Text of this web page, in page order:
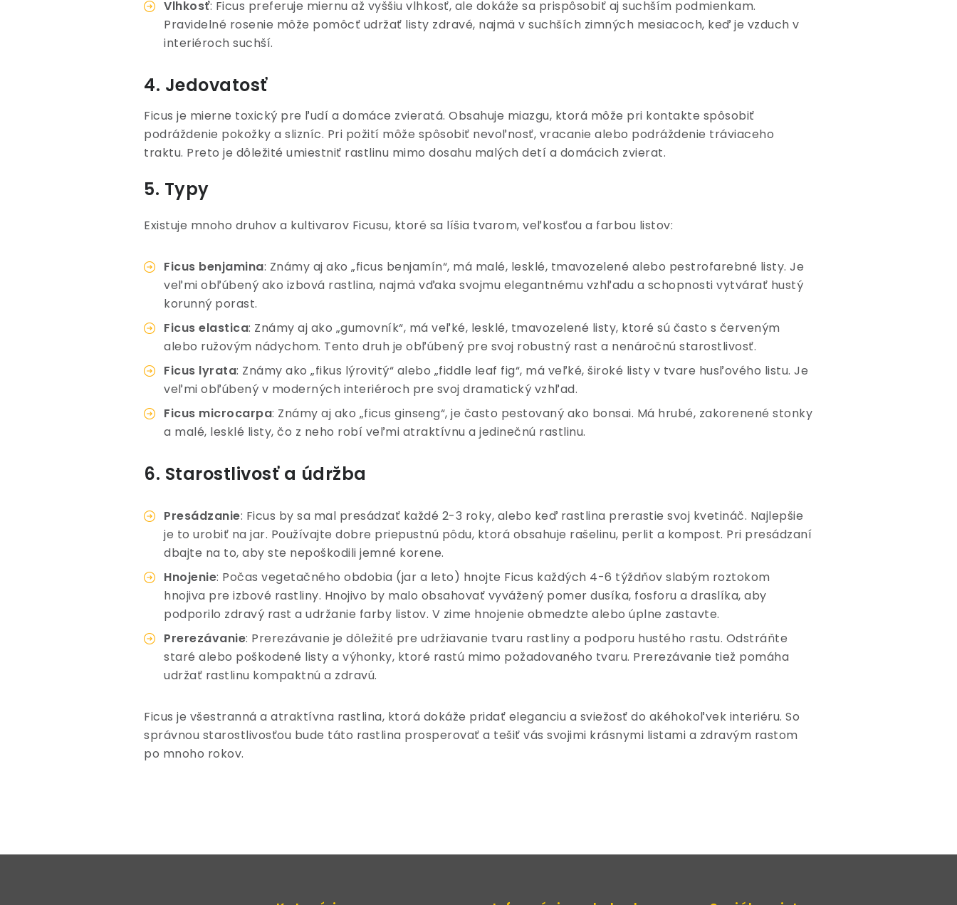
Vlhkosť: Ficus preferuje miernu až vyššiu vlhkosť, ale dokáže sa prispôsobiť aj suchším podmienkam.
Pravidelné rosenie môže pomôcť udržať listy zdravé, najmä v suchších zimných mesiacoch, keď je vzduch v
interiéroch suchší.
4. Jedovatosť
Ficus je mierne toxický pre ľudí a domáce zvieratá. Obsahuje miazgu, ktorá môže pri kontakte spôsobiť
podráždenie pokožky a slizníc. Pri požití môže spôsobiť nevoľnosť, vracanie alebo podráždenie tráviaceho
traktu. Preto je dôležité umiestniť rastlinu mimo dosahu malých detí a domácich zvierat.
5. Typy
Existuje mnoho druhov a kultivarov Ficusu, ktoré sa líšia tvarom, veľkosťou a farbou listov:
Ficus benjamina: Známy aj ako „ficus benjamín“, má malé, lesklé, tmavozelené alebo pestrofarebné listy. Je
veľmi obľúbený ako izbová rastlina, najmä vďaka svojmu elegantnému vzhľadu a schopnosti vytvárať hustý
korunný porast.
Ficus elastica: Známy aj ako „gumovník“, má veľké, lesklé, tmavozelené listy, ktoré sú často s červeným
alebo ružovým nádychom. Tento druh je obľúbený pre svoj robustný rast a nenáročnú starostlivosť.
Ficus lyrata: Známy ako „fikus lýrovitý“ alebo „fiddle leaf fig“, má veľké, široké listy v tvare husľového listu. Je
veľmi obľúbený v moderných interiéroch pre svoj dramatický vzhľad.
Ficus microcarpa: Známy aj ako „ficus ginseng“, je často pestovaný ako bonsai. Má hrubé, zakorenené stonky
a malé, lesklé listy, čo z neho robí veľmi atraktívnu a jedinečnú rastlinu.
6. Starostlivosť a údržba
Presádzanie: Ficus by sa mal presádzať každé 2-3 roky, alebo keď rastlina prerastie svoj kvetináč. Najlepšie
je to urobiť na jar. Používajte dobre priepustnú pôdu, ktorá obsahuje rašelinu, perlit a kompost. Pri presádzaní
dbajte na to, aby ste nepoškodili jemné korene.
Hnojenie: Počas vegetačného obdobia (jar a leto) hnojte Ficus každých 4-6 týždňov slabým roztokom
hnojiva pre izbové rastliny. Hnojivo by malo obsahovať vyvážený pomer dusíka, fosforu a draslíka, aby
podporilo zdravý rast a udržanie farby listov. V zime hnojenie obmedzte alebo úplne zastavte.
Prerezávanie: Prerezávanie je dôležité pre udržiavanie tvaru rastliny a podporu hustého rastu. Odstráňte
staré alebo poškodené listy a výhonky, ktoré rastú mimo požadovaného tvaru. Prerezávanie tiež pomáha
udržať rastlinu kompaktnú a zdravú.
Ficus je všestranná a atraktívna rastlina, ktorá dokáže pridať eleganciu a sviežosť do akéhokoľvek interiéru. So
správnou starostlivosťou bude táto rastlina prosperovať a tešiť vás svojimi krásnymi listami a zdravým rastom
po mnoho rokov.